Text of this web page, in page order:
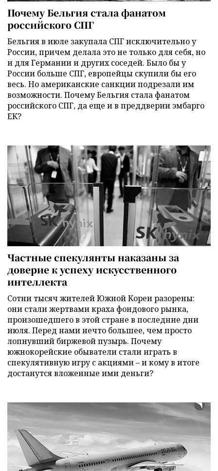
Почему Бельгия стала фанатом
российского СПГ
Бельгия в июле закупала СПГ исключительно у
России, причем делала это не только для себя, но
и для Германии и других соседей. Было бы у
России больше СПГ, европейцы скупили бы его
весь. Но американские санкции подрезали им
возможности. Почему Бельгия стала фанатом
российского СПГ, да еще и в преддверии эмбарго
ЕК?
Частные спекулянты наказаны за
доверие к успеху искусственного
интеллекта
Сотни тысяч жителей Южной Кореи разорены:
они стали жертвами краха фондового рынка,
произошедшего в этой стране в последние дни
июля. Перед нами нечто большее, чем просто
лопнувший биржевой пузырь. Почему
южнокорейские обыватели стали играть в
спекулятивную игру с акциями – и кому в итоге
достанутся вложенные ими деньги?